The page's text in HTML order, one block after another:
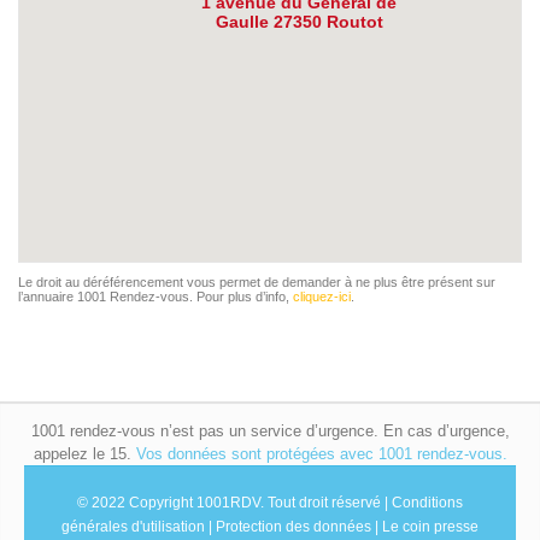
Gaulle 27350 Routot
Le droit au déréférencement vous permet de demander à ne plus être présent sur
l’annuaire 1001 Rendez-vous. Pour plus d’info, cliquez-ici
1001 rendez-vous n’est pas un service d’urgence. En cas d’urgence,
appelez le 15. Vos données sont protégées avec 1001 rendez-vous.
© 2022 Copyright 1001RDV. Tout droit réservé | Conditions
générales d'utilisation | Protection des données | Le coin presse